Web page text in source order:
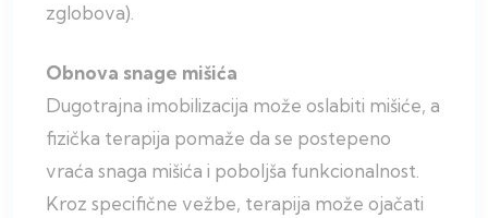
zglobova).
Obnova snage mišića
Dugotrajna imobilizacija može oslabiti mišiće, a
fizička terapija pomaže da se postepeno
vraća snaga mišića i poboljša funkcionalnost.
Kroz specifične vežbe, terapija može ojačati